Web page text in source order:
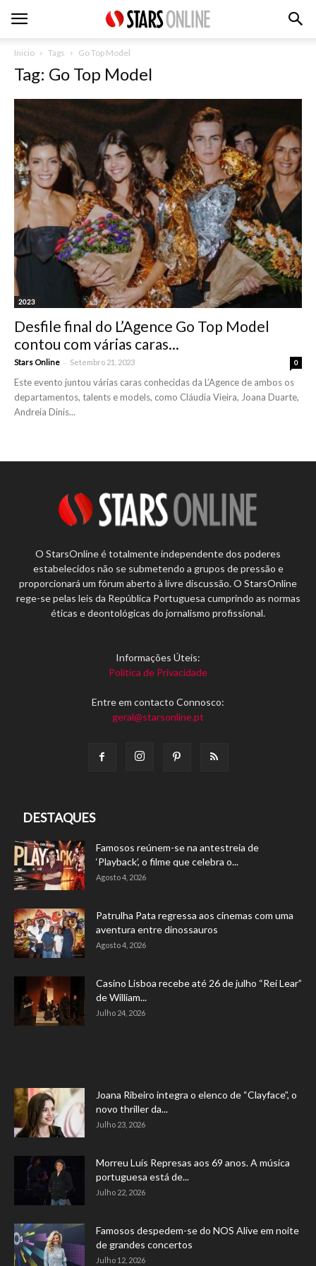
Inicio Tags Go Top Model
Tag: Go Top Model
2023
Desfile final do L’Agence Go Top Model
contou com várias caras...
Stars Online - Setembro 21, 2023 0
Este evento juntou várias caras conhecidas da L’Agence de ambos os
departamentos, talents e models, como Cláudia Vieira, Joana Duarte,
Andreia Dinis...
O StarsOnline é totalmente independente dos poderes
estabelecidos não se submetendo a grupos de pressão e
proporcionará um fórum aberto à livre discussão. O StarsOnline
rege-se pelas leis da República Portuguesa cumprindo as normas
éticas e deontológicas do jornalismo profissional.
Informações Úteis:
Política de Privacidade
Entre em contacto Connosco:
geral@starsonline.pt
DESTAQUES
Famosos reúnem-se na antestreia de
‘Playback’, o filme que celebra o...
Agosto 4, 2026
Patrulha Pata regressa aos cinemas com uma
aventura entre dinossauros
Agosto 4, 2026
Casino Lisboa recebe até 26 de julho “Rei Lear”
de William...
Julho 24, 2026
Joana Ribeiro integra o elenco de “Clayface”, o
novo thriller da...
Julho 23, 2026
Morreu Luís Represas aos 69 anos. A música
portuguesa está de...
Julho 22, 2026
Famosos despedem-se do NOS Alive em noite
de grandes concertos
Julho 12, 2026